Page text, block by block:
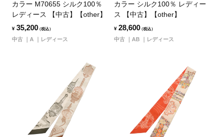
カラー M70655 シルク100％
レディース 【中古】【other】
¥ 35,200（税込）
中古 A レディース
カラー シルク100％ レディー
ス 【中古】【other】
¥ 28,600（税込）
中古 AB レディース